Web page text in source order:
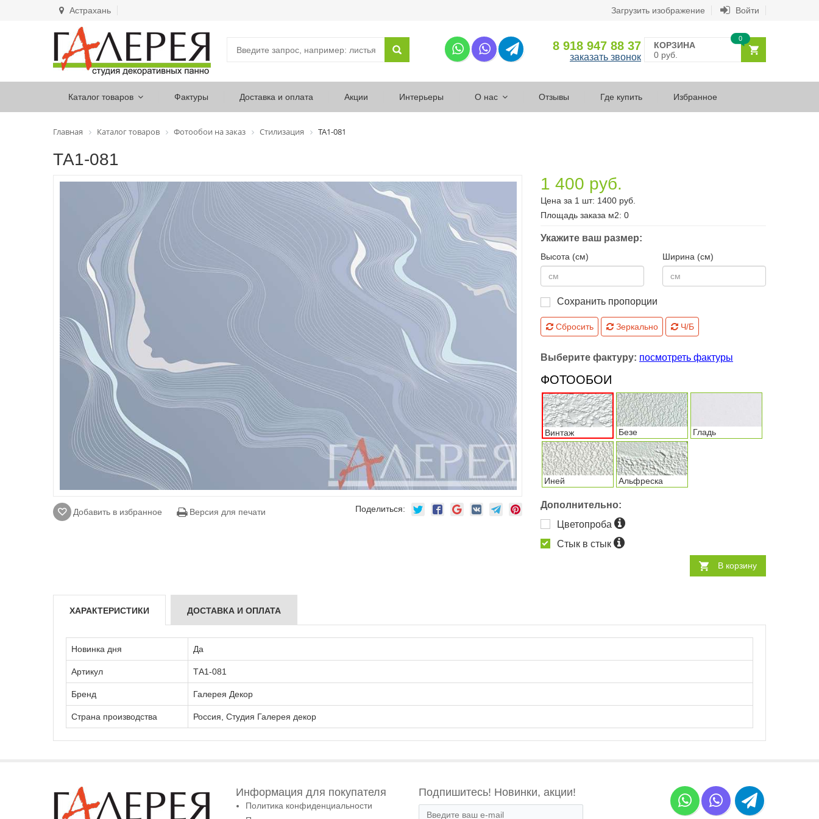
Астрахань Загрузить изображение Войти
8 918 947 88 37
заказать звонок
КОРЗИНА
0 руб.
0
Каталог товаров Фактуры Доставка и оплата Акции Интерьеры О нас Отзывы Где купить Избранное
Главная Каталог товаров Фотообои на заказ Стилизация ТА1-081
ТА1-081
Добавить в избранное Версия для печати Поделиться:
1 400 руб.
Цена за 1 шт: 1400 руб.
Площадь заказа м2: 0
Укажите ваш размер:
Высота (см) Ширина (см)
Сохранить пропорции
Сбросить Зеркально Ч/Б
Выберите фактуру: посмотреть фактуры
ФОТООБОИ
Винтаж Безе Гладь
Иней Альфреска
Дополнительно:
Цветопроба
Стык в стык
В корзину
ХАРАКТЕРИСТИКИ ДОСТАВКА И ОПЛАТА
Новинка дня Да
Артикул ТА1-081
Бренд Галерея Декор
Страна производства Россия, Студия Галерея декор
Информация для покупателя
Политика конфиденциальности
Подпишитесь! Новинки, акции!